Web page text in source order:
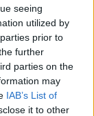
seeing
utilized by
prior to
further
parties on the
may
IAB’s List of
it to other
ai Tre Ponti
Blu